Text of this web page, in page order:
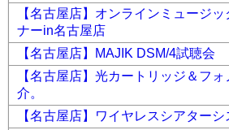
【名古屋店】オンラインミュージ
ナーin名古屋店
【名古屋店】MAJIK DSM/4試聴会
【名古屋店】光カートリッジ＆フ
介。
【名古屋店】ワイヤレスシアター